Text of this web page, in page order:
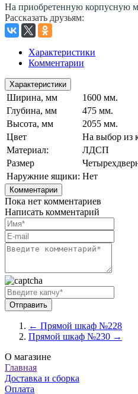
На приобретенную корпусную
Рассказать друзьям:
Характеристики
Комментарии
Характеристики
Ширина, мм
1600 мм.
Глубина, мм
475 мм.
Высота, мм
2055 мм.
Цвет
На выбор из
Материал:
ЛДСП
Размер
Наружние ящики: Нет
Комментарии
Пока нет комментариев
Написать комментарий
← Прямой шкаф №228
Прямой шкаф №230 →
О магазине
Главная
Доставка и сборка
Оплата